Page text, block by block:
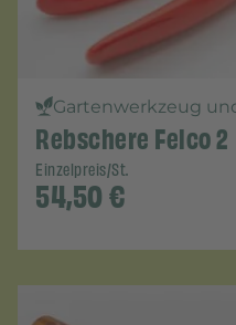
Gartenwerkzeug
Rebschere Felco 2
Einzelpreis/St.
54,50€